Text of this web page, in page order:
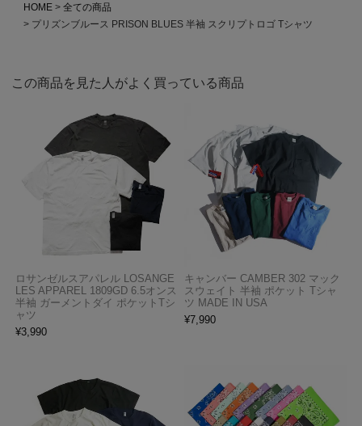
HOME
全ての商品
プリズンブルース PRISON BLUES 半袖 スクリプトロゴ Tシャツ
この商品を見た人がよく買っている商品
ロサンゼルスアパレル LOSANGE
LES APPAREL 1809GD 6.5オンス
半袖 ガーメントダイ ポケットTシ
ャツ
¥3,990
キャンバー CAMBER 302 マック
スウェイト 半袖 ポケット Tシャ
ツ MADE IN USA
¥7,990